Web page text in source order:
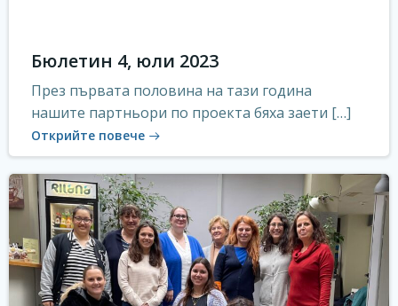
Бюлетин 4, юли 2023
През първата половина на тази година
нашите партньори по проекта бяха заети […]
Открийте повече